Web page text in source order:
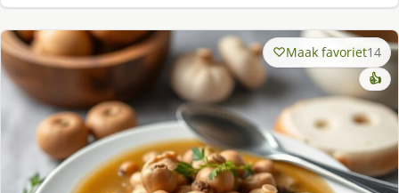
Maak favoriet14
👍